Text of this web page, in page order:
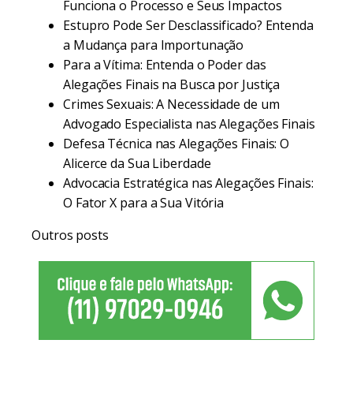
Funciona o Processo e Seus Impactos
Estupro Pode Ser Desclassificado? Entenda
a Mudança para Importunação
Para a Vítima: Entenda o Poder das
Alegações Finais na Busca por Justiça
Crimes Sexuais: A Necessidade de um
Advogado Especialista nas Alegações Finais
Defesa Técnica nas Alegações Finais: O
Alicerce da Sua Liberdade
Advocacia Estratégica nas Alegações Finais:
O Fator X para a Sua Vitória
Outros posts